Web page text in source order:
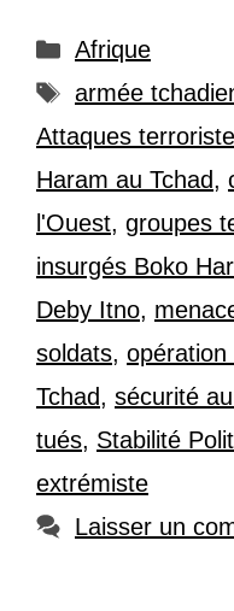
Catégories
Afrique
Étiquettes
armée
Attaques
Haram au Tchad,
l'Ouest, groupes
insurgés Boko
Deby Itno,
soldats, opération
Tchad, sécurité
tués, Stabilité
extrémiste
Laisser un